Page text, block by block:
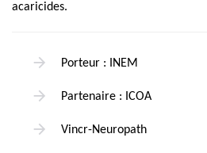
acaricides.
Porteur : INEM
Partenaire : ICOA
Vincr-Neuropath